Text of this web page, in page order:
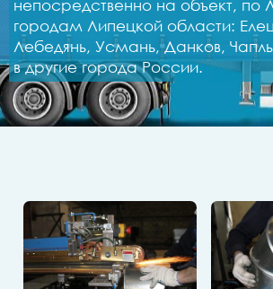
непосредственно на объект, по
городам Липецкой области:
Лебедянь, Усмань, Данков,
в другие города России.